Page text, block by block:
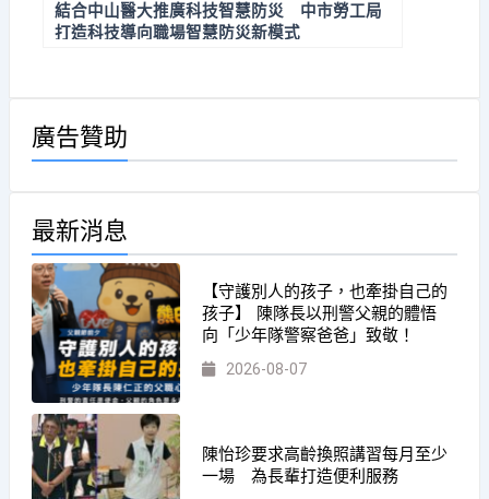
結合中山醫大推廣科技智慧防災 中市勞工局
打造科技導向職場智慧防災新模式
廣告贊助
最新消息
【守護別人的孩子，也牽掛自己的
孩子】 陳隊長以刑警父親的體悟
向「少年隊警察爸爸」致敬！
2026-08-07
陳怡珍要求高齡換照講習每月至少
一場 為長輩打造便利服務